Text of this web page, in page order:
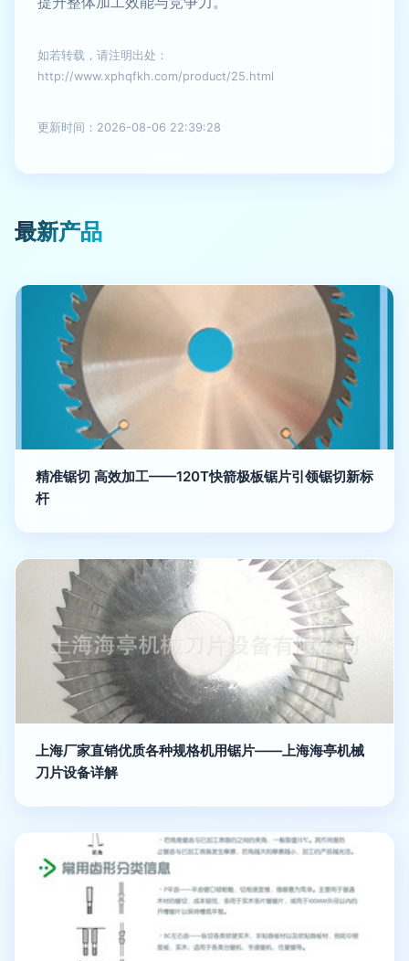
如若转载，请注明出处：
http://www.xphqfkh.com/product/25.html
更新时间：2026-08-06 22:39:28
最新产品
精准锯切 高效加工——120T快箭极板锯片引领锯切新标
杆
上海厂家直销优质各种规格机用锯片——上海海亭机械
刀片设备详解